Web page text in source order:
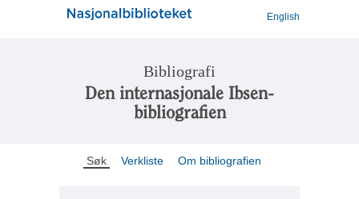
English
Bibliografi
Den internasjonale Ibsen-
bibliografien
Søk Verkliste Om bibliografien